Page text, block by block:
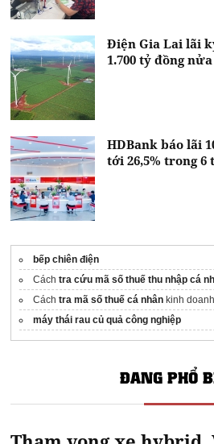
Điện Gia Lai lãi
1.700 tỷ đồng
HDBank báo lãi
tới 26,5% trong 6
bếp chiên điện
Cáchtra cứu mã số thuế thu nhập cá
Cáchtra mã số thuế cá nhân kinh doanh
máy thái rau củ quả công nghiệp
ĐANG PHỔ